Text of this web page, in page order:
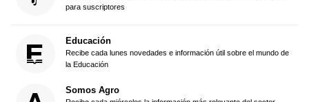
para suscriptores
Educación
Recibe cada lunes novedades e información útil sobre el mundo de
la Educación
Somos Agro